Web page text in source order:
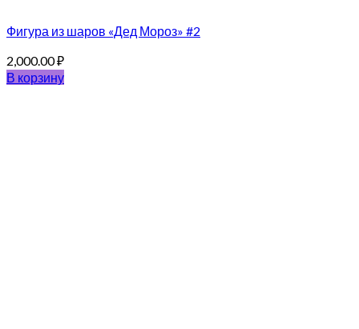
Фигура из шаров «Дед Мороз» #2
2,000.00₽
В корзину